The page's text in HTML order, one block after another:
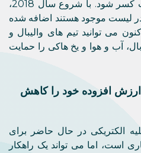
مالی میتواند از مالیات شرکت کسر شود. با شروع سال 2018،
لیست موجود هستند اضافه شده
می توانید تیم های والیبال و
آب و هوا و یخ هاکی را حمایت
ارزش افزوده خود را کاهش
الکتریکی در حال حاضر برای
است، اما می تواند یک راهکار